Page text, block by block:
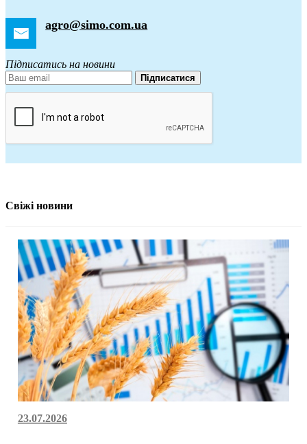
agro@simo.com.ua
Підписатись на новини
Підписатися
Свіжі новини
23.07.2026